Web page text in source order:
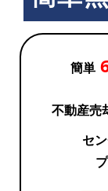
簡単
不動産売
セ